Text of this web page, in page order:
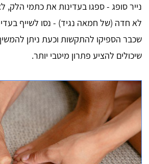
נייר סופג - ספגו בעדינות את כתמי הלק,
לא חדה (של חמאה נגיד) - נסו לשייף
שכבר הספיקו להתקשות וכעת ניתן
שיכולים להציע פתרון מיטבי יותר.